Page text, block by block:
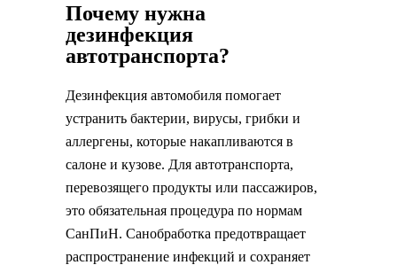
Почему нужна
дезинфекция
автотранспорта?
Дезинфекция автомобиля помогает
устранить бактерии, вирусы, грибки и
аллергены, которые накапливаются в
салоне и кузове. Для автотранспорта,
перевозящего продукты или пассажиров,
это обязательная процедура по нормам
СанПиН. Санобработка предотвращает
распространение инфекций и сохраняет